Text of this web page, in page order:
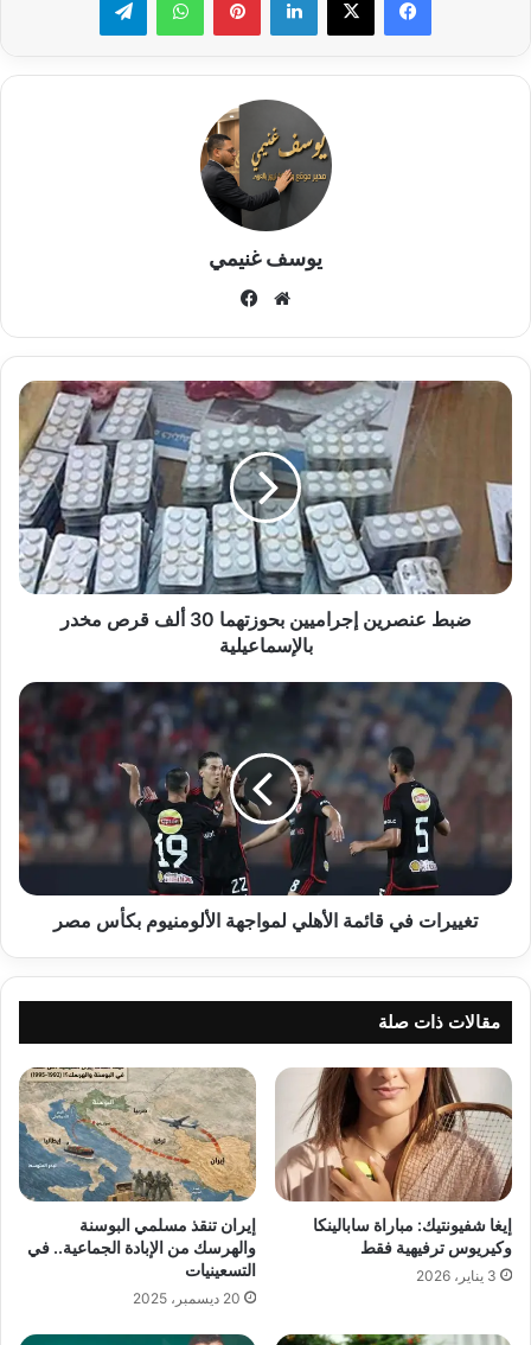
يوسف غنيمي
موقع
ضبط
30
ألف
قرص
مخدر
بالإسماعيلية
ضبط عنصرين إجراميين بحوزتهما 30 ألف قرص مخدر
بالإسماعيلية
تغييرات
لمواجهة
بكأس
مصر
تغييرات في قائمة الأهلي لمواجهة الألومنيوم بكأس مصر
مقالات ذات صلة
إيغا شفيونتيك: مباراة سابالينكا
وكيريوس ترفيهية فقط
3 يناير، 2026
إيران تنقذ مسلمي البوسنة
والهرسك من الإبادة الجماعية.. في
التسعينيات
20 ديسمبر، 2025